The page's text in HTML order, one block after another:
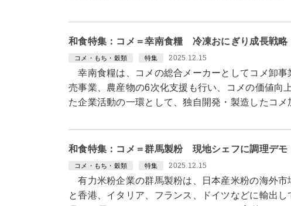
和食特集：コメ＝幸南食糧 冷凍おにぎり成長戦略
コメ・もち・穀類 特集 2025.12.15
幸南食糧は、コメの総合メーカーとしてコメ卸
売事業、農産物の6次化支援も行い、コメの価値向
た企業活動の一環として、独自開発・製造したコ
和食特集：コメ＝群馬製粉 現地シェフに調理デモ
コメ・もち・穀類 特集 2025.12.15
有力米粉企業の群馬製粉は、日本産米粉の海外
と香港、イタリア、フランス、ドイツなどに輸出